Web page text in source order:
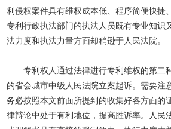
利侵权案件具有维权成本低、程序简便快捷
专利行政执法部门的执法人员既有专业知识
法力度和执法力量方面却稍逊于人民法院。
专利权人通过法律进行专利维权的第二
的省会城市中级人民法院立案起诉。需要注
务必按照本文前面所提到的收集好各方面的
律辩论中处于有利地位，提高胜诉率。人民